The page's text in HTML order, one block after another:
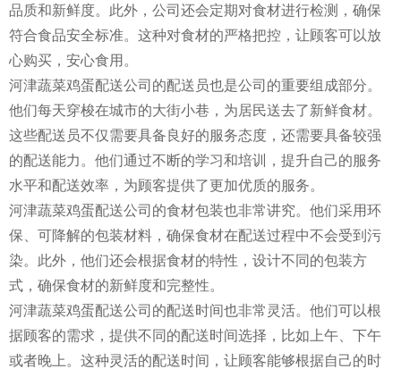
品质和新鲜度。此外，公司还会定期对食材进行检测，确保
符合食品安全标准。这种对食材的严格把控，让顾客可以放
心购买，安心食用。
河津蔬菜鸡蛋配送公司的配送员也是公司的重要组成部分。
他们每天穿梭在城市的大街小巷，为居民送去了新鲜食材。
这些配送员不仅需要具备良好的服务态度，还需要具备较强
的配送能力。他们通过不断的学习和培训，提升自己的服务
水平和配送效率，为顾客提供了更加优质的服务。
河津蔬菜鸡蛋配送公司的食材包装也非常讲究。他们采用环
保、可降解的包装材料，确保食材在配送过程中不会受到污
染。此外，他们还会根据食材的特性，设计不同的包装方
式，确保食材的新鲜度和完整性。
河津蔬菜鸡蛋配送公司的配送时间也非常灵活。他们可以根
据顾客的需求，提供不同的配送时间选择，比如上午、下午
或者晚上。这种灵活的配送时间，让顾客能够根据自己的时